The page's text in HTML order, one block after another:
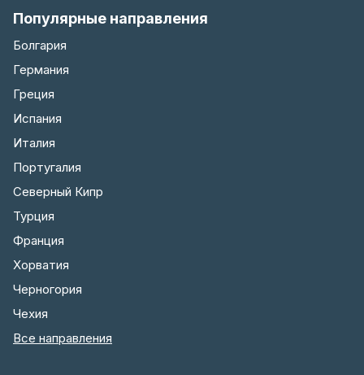
Популярные направления
Болгария
Германия
Греция
Испания
Италия
Португалия
Северный Кипр
Турция
Франция
Хорватия
Черногория
Чехия
Все направления